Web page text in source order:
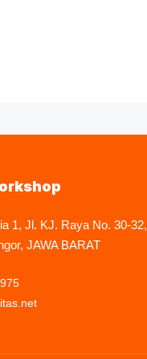
1, Jl. KJ. Raya No. 30-32,
JAWA BARAT